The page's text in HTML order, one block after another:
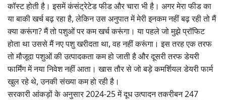
कॉस्ट होती है। इसमें कंसंट्रेटेड फीड और चारा भी है। अगर मेरा फीड का
या बाकी खर्च बढ़ रहा है, लेकिन उस अनुपात में मेरी इनकम नहीं बढ़ रही तो मैं
क्या करूंगा? मैं तो पशुओं पर कम खर्च करूंगा। या पहले जो मुझे प्रॉफिट
होता था उससे मैं नए पशु खरीदता था, वह नहीं करूंगा। इस तरह एक तरफ
तो मौजूदा पशुओं की उत्पादकता कम हो जाती है और दूसरी तरफ डेयरी
फार्मिंग में नया निवेश नहीं आता। खास तौर से जो बड़े कमर्शियल डेयरी फार्म
खुल रहे थे, उनकी संख्या कम हो रही है।
सरकारी आंकड़ों के अनुसार 2024-25 में दूध उत्पादन तकरीबन 247